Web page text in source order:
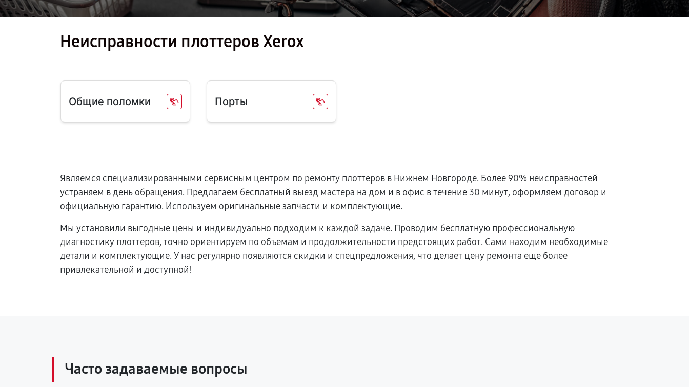
Неисправности плоттеров Xerox
Общие поломки Порты
Являемся специализированными сервисным центром по ремонту плоттеров в Нижнем Новгороде. Более 90% неисправностей
устраняем в день обращения. Предлагаем бесплатный выезд мастера на дом и в офис в течение 30 минут, оформляем договор и
официальную гарантию. Используем оригинальные запчасти и комплектующие.
Мы установили выгодные цены и индивидуально подходим к каждой задаче. Проводим бесплатную профессиональную
диагностику плоттеров, точно ориентируем по объемам и продолжительности предстоящих работ. Сами находим необходимые
детали и комплектующие. У нас регулярно появляются скидки и спецпредложения, что делает цену ремонта еще более
привлекательной и доступной!
Часто задаваемые вопросы